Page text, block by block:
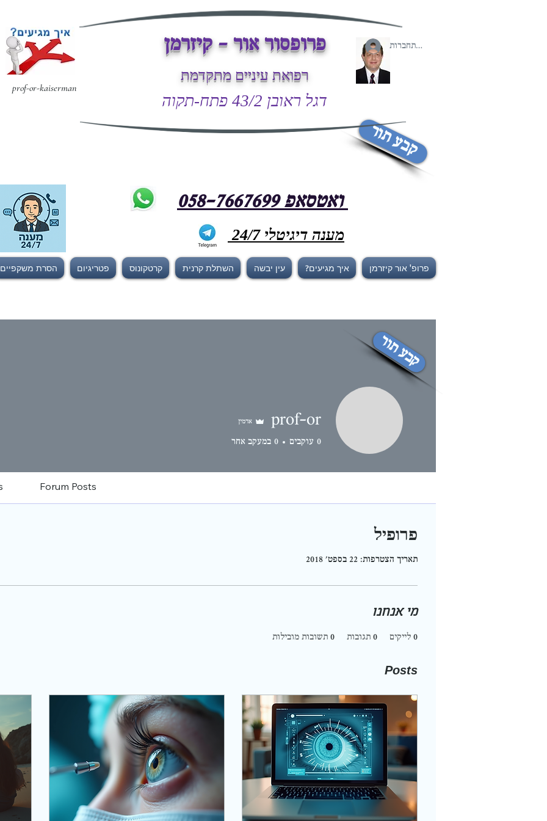
פרופסור אור - קיזרמן
רפואת עיניים מתקדמת
דגל ראובן 43/2 פתח-תקוה
להתחברות
prof-or-kaiserman
קבע תור
ואטסאפ 058-7667699
מענה דיגיטלי 24/7
פרופ' אור קיזרמן איך מגיעים? עין יבשה השתלת קרנית קרטקונוס פטריגיום הסרת משקפיים
prof-or אדמין
0 עוקבים 0 במעקב אחר
Forum Posts
פרופיל
תאריך הצטרפות: 22 בספט׳ 2018
מי אנחנו
0 לייקים 0 תגובות 0 תשובות מובילות
Posts
קבע תור